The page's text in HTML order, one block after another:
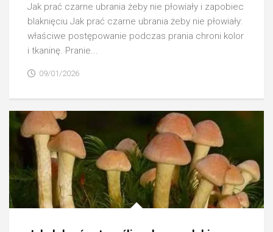
Jak prać czarne ubrania żeby nie płowiały i zapobiec
blaknięciu Jak prać czarne ubrania żeby nie płowiały:
właściwe postępowanie podczas prania chroni kolor
i tkaninę. Pranie...
09/01/2026